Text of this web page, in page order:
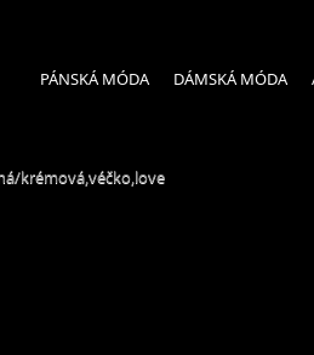
PÁNSKÁ MÓDA DÁMSKÁ MÓDA
krémová,véčko,love